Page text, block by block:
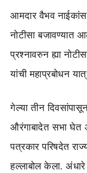
आमदार वैभव
नोटीसा बजावण्यात
प्रश्नावरुन ह्या
यांची महाप्रबोधन
गेल्या तीन
औरंगाबादेत सभा घेत
पत्रकार परिषदेत
हल्लाबोल केला. अंधारे